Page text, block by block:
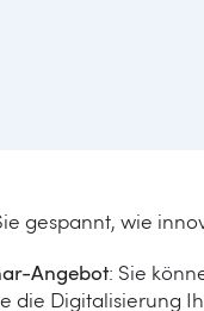
gespannt, wie
Angebot: Sie
die Digitalisierung